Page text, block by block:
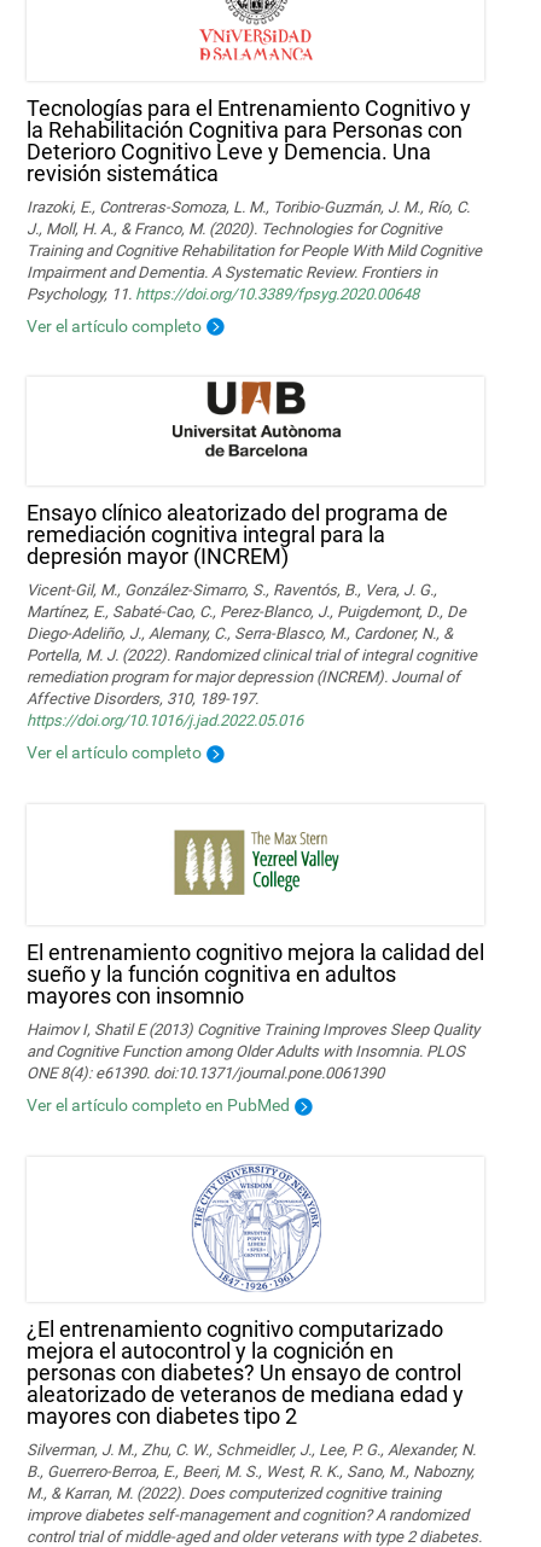
Tecnologías para el Entrenamiento Cognitivo y
la Rehabilitación Cognitiva para Personas con
Deterioro Cognitivo Leve y Demencia. Una
revisión sistemática
Irazoki, E., Contreras-Somoza, L. M., Toribio-Guzmán, J. M., Río, C.
J., Moll, H. A., & Franco, M. (2020). Technologies for Cognitive
Training and Cognitive Rehabilitation for People With Mild Cognitive
Impairment and Dementia. A Systematic Review. Frontiers in
Psychology, 11. https://doi.org/10.3389/fpsyg.2020.00648
Ver el artículo completo
Ensayo clínico aleatorizado del programa de
remediación cognitiva integral para la
depresión mayor (INCREM)
Vicent-Gil, M., González-Simarro, S., Raventós, B., Vera, J. G.,
Martínez, E., Sabaté-Cao, C., Perez-Blanco, J., Puigdemont, D., De
Diego-Adeliño, J., Alemany, C., Serra-Blasco, M., Cardoner, N., &
Portella, M. J. (2022). Randomized clinical trial of integral cognitive
remediation program for major depression (INCREM). Journal of
Affective Disorders, 310, 189-197.
https://doi.org/10.1016/j.jad.2022.05.016
Ver el artículo completo
El entrenamiento cognitivo mejora la calidad del
sueño y la función cognitiva en adultos
mayores con insomnio
Haimov I, Shatil E (2013) Cognitive Training Improves Sleep Quality
and Cognitive Function among Older Adults with Insomnia. PLOS
ONE 8(4): e61390. doi:10.1371/journal.pone.0061390
Ver el artículo completo en PubMed
¿El entrenamiento cognitivo computarizado
mejora el autocontrol y la cognición en
personas con diabetes? Un ensayo de control
aleatorizado de veteranos de mediana edad y
mayores con diabetes tipo 2
Silverman, J. M., Zhu, C. W., Schmeidler, J., Lee, P. G., Alexander, N.
B., Guerrero-Berroa, E., Beeri, M. S., West, R. K., Sano, M., Nabozny,
M., & Karran, M. (2022). Does computerized cognitive training
improve diabetes self-management and cognition? A randomized
control trial of middle-aged and older veterans with type 2 diabetes.